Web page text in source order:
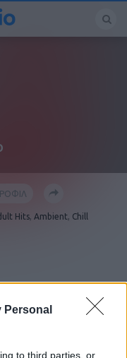
Personal
to third parties, or
Hits, Ambient, Chill